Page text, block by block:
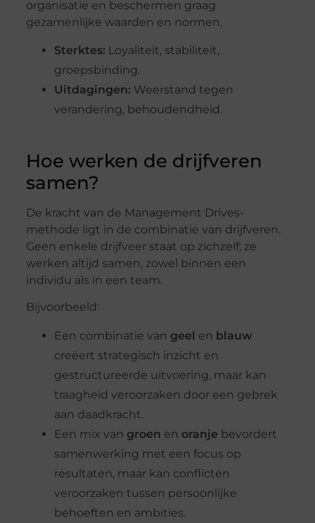
organisatie en beschermen graag
gezamenlijke waarden en normen.
Sterktes: Loyaliteit, stabiliteit,
groepsbinding.
Uitdagingen: Weerstand tegen
verandering, behoudendheid.
Hoe werken de drijfveren
samen?
De kracht van de Management Drives-
methode ligt in de combinatie van drijfveren.
Geen enkele drijfveer staat op zichzelf; ze
werken altijd samen, zowel binnen een
individu als in een team.
Bijvoorbeeld:
Een combinatie van geel en blauw
creëert strategisch inzicht en
gestructureerde uitvoering, maar kan
traagheid veroorzaken door een gebrek
aan daadkracht.
Een mix van groen en oranje bevordert
samenwerking met een focus op
resultaten, maar kan conflicten
veroorzaken tussen persoonlijke
behoeften en ambities.